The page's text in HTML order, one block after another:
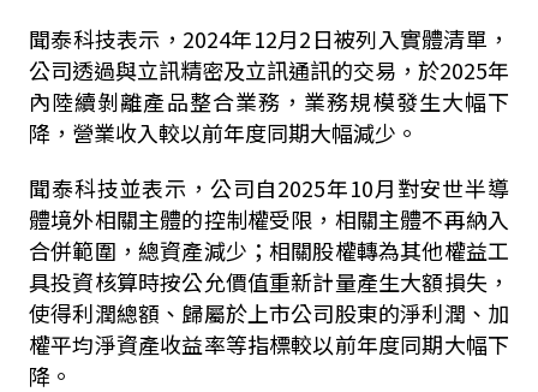
聞泰科技表示，2024年12月2日被列入實體清單，
公司透過與立訊精密及立訊通訊的交易，於2025年
內陸續剝離產品整合業務，業務規模發生大幅下
降，營業收入較以前年度同期大幅減少。
聞泰科技並表示，公司自2025年10月對安世半導
體境外相關主體的控制權受限，相關主體不再納入
合併範圍，總資產減少；相關股權轉為其他權益工
具投資核算時按公允價值重新計量產生大額損失，
使得利潤總額、歸屬於上市公司股東的淨利潤、加
權平均淨資產收益率等指標較以前年度同期大幅下
降。